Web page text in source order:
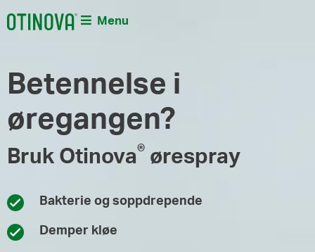
Menu
Betennelse i
øregangen?
Bruk Otinova® ørespray
Bakterie og soppdrepende
Demper kløe